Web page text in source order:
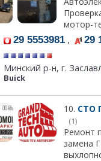
мотор-
29 5553981 , 29
Минский р-н, г.
Buick
10. СТО
(1)
Ремонт
замена